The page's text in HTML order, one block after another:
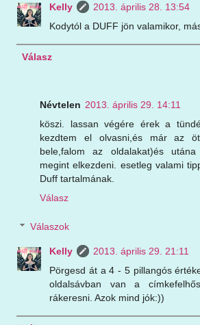
Kelly
2013. április 28. 13:54
Kodytól a DUFF jön valamikor,
Válasz
Névtelen 2013. április 29. 14:11
köszi. lassan végére érek a
kezdtem el olvasni,és már az
bele,falom az oldalakat)és
megint elkezdeni. esetleg valami
Duff tartalmának.
Válasz
Válaszok
Kelly
2013. április 29. 21:11
Pörgesd át a 4 - 5 pillangós
oldalsávban van a
rákeresni. Azok mind jók:))